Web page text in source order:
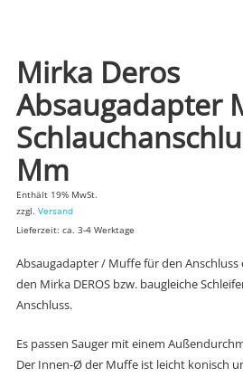
Mirka Deros
Absaugadapter
Mm
Enthält 19% MwSt.
zzgl. Versand
Lieferzeit: ca. 3-4 Werktage
Absaugadapter / Muffe für den Anschluss
den Mirka DEROS bzw. baugleiche
Anschluss.
Es passen Sauger mit einem
Der Innen-Ø der Muffe ist leicht konisch